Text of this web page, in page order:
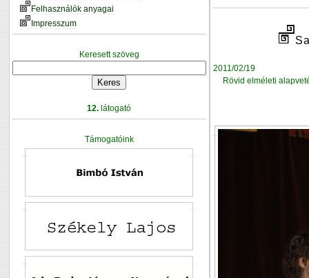
Felhasználók anyagai
Impresszum
Keresett szöveg
12. látogató
Támogatóink
2011/02/19
Rövid elméleti